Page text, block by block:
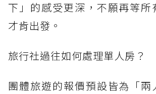
下」的感受更深，不願再等所
才肯出發。
旅行社過往如何處理單人房？
團體旅遊的報價預設皆為「兩